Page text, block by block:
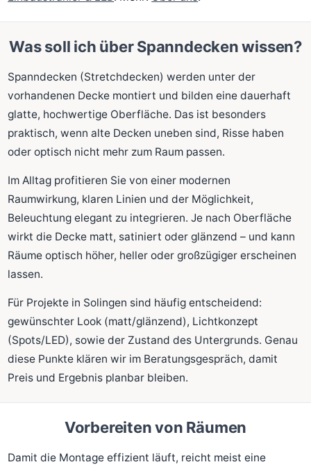
Was soll ich über Spanndecken wissen?
Spanndecken (Stretchdecken) werden unter der
vorhandenen Decke montiert und bilden eine dauerhaft
glatte, hochwertige Oberfläche. Das ist besonders
praktisch, wenn alte Decken uneben sind, Risse haben
oder optisch nicht mehr zum Raum passen.
Im Alltag profitieren Sie von einer modernen
Raumwirkung, klaren Linien und der Möglichkeit,
Beleuchtung elegant zu integrieren. Je nach Oberfläche
wirkt die Decke matt, satiniert oder glänzend – und kann
Räume optisch höher, heller oder großzügiger erscheinen
lassen.
Für Projekte in Solingen sind häufig entscheidend:
gewünschter Look (matt/glänzend), Lichtkonzept
(Spots/LED), sowie der Zustand des Untergrunds. Genau
diese Punkte klären wir im Beratungsgespräch, damit
Preis und Ergebnis planbar bleiben.
Vorbereiten von Räumen
Damit die Montage effizient läuft, reicht meist eine